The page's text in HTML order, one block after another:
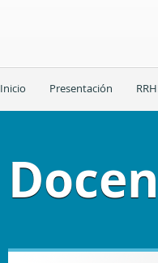
Inicio Presentación